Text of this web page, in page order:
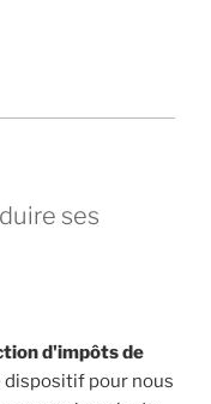
ses
d'impôts de
dispositif pour nous